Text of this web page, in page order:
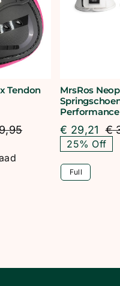
Tendon
Oorspronkelijke
Huidige
MrsRos
€
€ 29,21
25% Off
Full